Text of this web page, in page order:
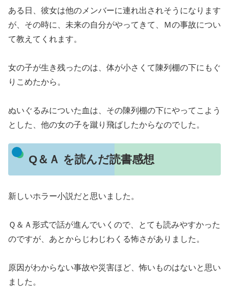
ある日、彼女は他のメンバーに連れ出されそうになります
が、その時に、未来の自分がやってきて、Ｍの事故につい
て教えてくれます。
女の子が生き残ったのは、体が小さくて陳列棚の下にもぐ
りこめたから。
ぬいぐるみについた血は、その陳列棚の下にやってこよう
とした、他の女の子を蹴り飛ばしたからなのでした。
Q＆Ａ を読んだ読書感想
新しいホラー小説だと思いました。
Ｑ＆Ａ形式で話が進んでいくので、とても読みやすかった
のですが、あとからじわじわくる怖さがありました。
原因がわからない事故や災害ほど、怖いものはないと思い
ました。